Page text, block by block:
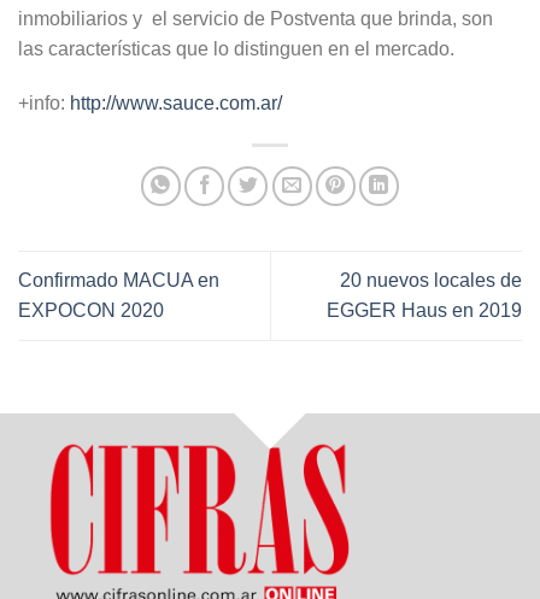
inmobiliarios y el servicio de Postventa que brinda, son
las características que lo distinguen en el mercado.
+info: http://www.sauce.com.ar/
Confirmado MACUA en
EXPOCON 2020
20 nuevos locales de
EGGER Haus en 2019